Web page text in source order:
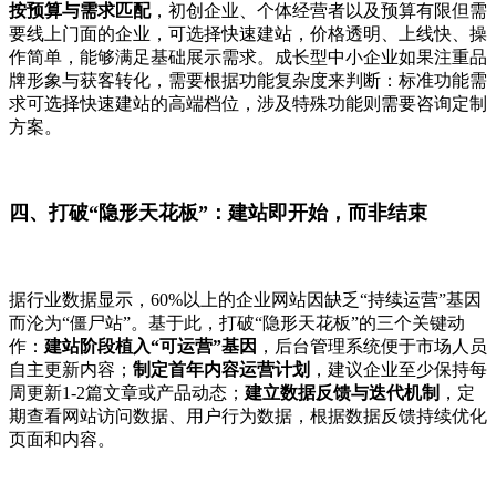
按预算与需求匹配，初创企业、个体经营者以及预算有限但需
要线上门面的企业，可选择快速建站，价格透明、上线快、操
作简单，能够满足基础展示需求。成长型中小企业如果注重品
牌形象与获客转化，需要根据功能复杂度来判断：标准功能需
求可选择快速建站的高端档位，涉及特殊功能则需要咨询定制
方案。
四 、打破“隐形天花板”：建站即开始，而非结束
据行业数据显示， 60%以上的企业网站因缺乏“持续运营”基因
而沦为“僵尸站”。基于此，打破“隐形天花板”的三个关键动
作： 建站阶段植入“可运营”基因 ，后台管理系统便于市场人员
自主更新内容； 制定首年内容运营计划 ，建议企业至少保持每
周更新1-2篇文章或产品动态； 建立数据反馈与迭代机制 ，定
期查看网站访问数据、用户行为数据，根据数据反馈持续优化
页面和内容。